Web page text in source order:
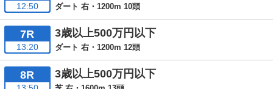
12:50 ダート 右・1200m 10頭
7R
13:20
3歳以上500万円以下
ダート 右・1200m 12頭
8R 3歳以上500万円以下